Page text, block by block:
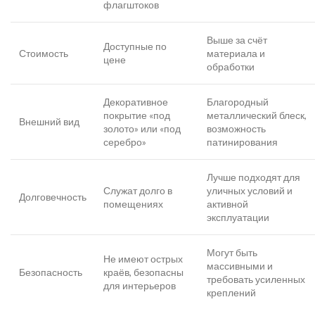
флагштоков
Стоимость
Доступные по
цене
Выше за счёт
материала и
обработки
Внешний вид
Декоративное
покрытие «под
золото» или «под
серебро»
Благородный
металлический блеск,
возможность
патинирования
Долговечность
Служат долго в
помещениях
Лучше подходят для
уличных условий и
активной
эксплуатации
Безопасность
Не имеют острых
краёв, безопасны
для интерьеров
Могут быть
массивными и
требовать усиленных
креплений